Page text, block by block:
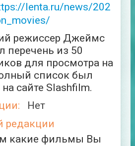
lenta.ru/news/202
режиссер Джеймс
перечень из 50
для просмотра на
список был
сайте Slashfilm.
Нет
редакции
какие фильмы Вы